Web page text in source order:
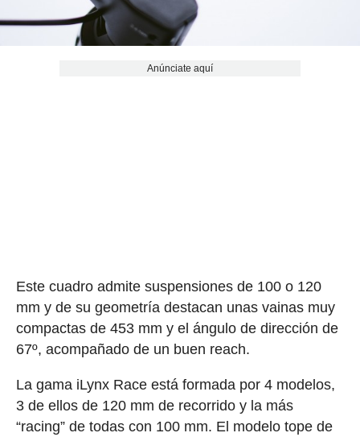
Anúnciate aquí
Este cuadro admite suspensiones de 100 o 120
mm y de su geometría destacan unas vainas muy
compactas de 453 mm y el ángulo de dirección de
67º, acompañado de un buen reach.
La gama iLynx Race está formada por 4 modelos,
3 de ellos de 120 mm de recorrido y la más
“racing” de todas con 100 mm. El modelo tope de